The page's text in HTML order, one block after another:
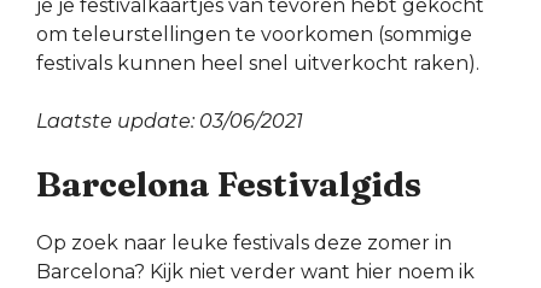
je je festivalkaartjes van tevoren hebt gekocht
om teleurstellingen te voorkomen (sommige
festivals kunnen heel snel uitverkocht raken).
Laatste update: 03/06/2021
Barcelona Festivalgids
Op zoek naar leuke festivals deze zomer in
Barcelona? Kijk niet verder want hier noem ik